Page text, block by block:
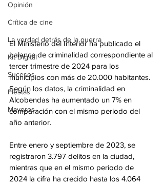
Opinión
Crítica de cine
La verdad detrás de la guerra
Kit Digital
Sucesos
Fiestas
Mayores
El Ministerio del Interior ha publicado el
balance de criminalidad correspondiente al
tercer trimestre de 2024 para los
municipios con más de 20.000 habitantes.
Según los datos, la criminalidad en
Alcobendas ha aumentado un 7% en
comparación con el mismo periodo del
año anterior.
Entre enero y septiembre de 2023, se
registraron 3.797 delitos en la ciudad,
mientras que en el mismo periodo de
2024 la cifra ha crecido hasta los 4.064